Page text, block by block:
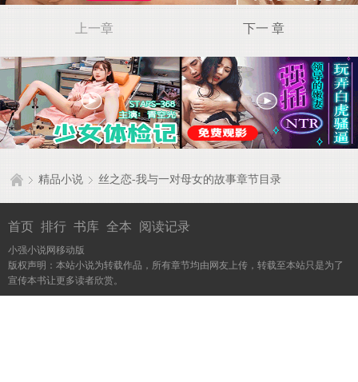
上一章 下一 章
精品小说 丝之恋-我与一对母女的故事章节目录
首页 排行 书库 全本 阅读记录
小强小说网移动版
版权声明：本站小说为转载作品，所有章节均由网友上传，转载至本站只是为了
宣传本书让更多读者欣赏。